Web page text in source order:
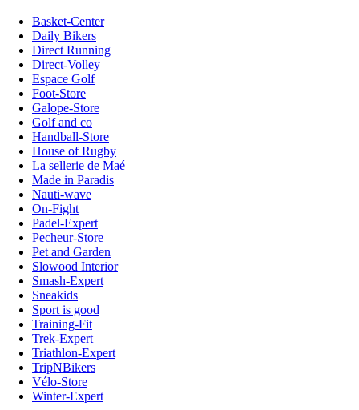
Basket-Center
Daily Bikers
Direct Running
Direct-Volley
Espace Golf
Foot-Store
Galope-Store
Golf and co
Handball-Store
House of Rugby
La sellerie de Maé
Made in Paradis
Nauti-wave
On-Fight
Padel-Expert
Pecheur-Store
Pet and Garden
Slowood Interior
Smash-Expert
Sneakids
Sport is good
Training-Fit
Trek-Expert
Triathlon-Expert
TripNBikers
Vélo-Store
Winter-Expert